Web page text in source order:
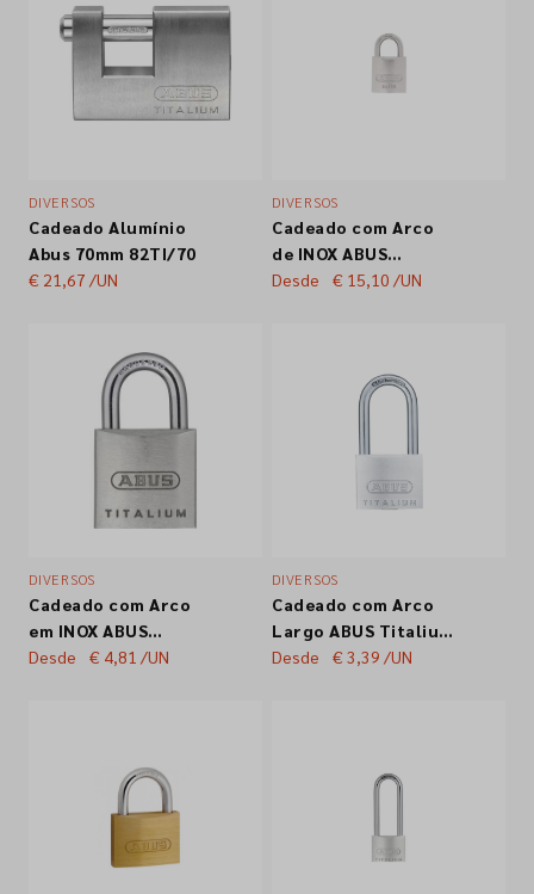
DIVERSOS
Cadeado Alumínio
Abus 70mm 82TI/70
€ 21,67 /UN
DIVERSOS
Cadeado com Arco
de INOX ABUS
Titalium 84IB
Desde € 15,10 /UN
DIVERSOS
Cadeado com Arco
em INOX ABUS
Titalium 64TI
Desde € 4,81 /UN
DIVERSOS
Cadeado com Arco
Largo ABUS Titalium
54TI
Desde € 3,39 /UN